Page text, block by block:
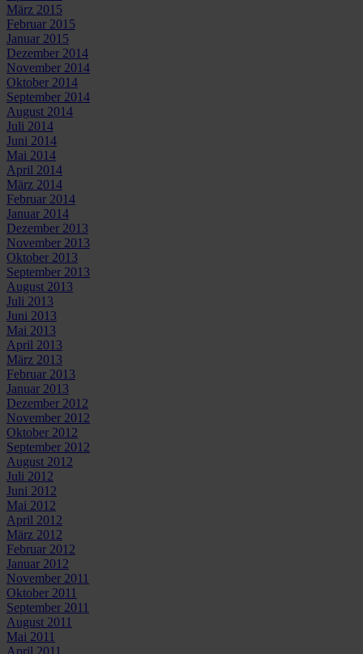
März 2015
Februar 2015
Januar 2015
Dezember 2014
November 2014
Oktober 2014
September 2014
August 2014
Juli 2014
Juni 2014
Mai 2014
April 2014
März 2014
Februar 2014
Januar 2014
Dezember 2013
November 2013
Oktober 2013
September 2013
August 2013
Juli 2013
Juni 2013
Mai 2013
April 2013
März 2013
Februar 2013
Januar 2013
Dezember 2012
November 2012
Oktober 2012
September 2012
August 2012
Juli 2012
Juni 2012
Mai 2012
April 2012
März 2012
Februar 2012
Januar 2012
November 2011
Oktober 2011
September 2011
August 2011
Mai 2011
April 2011